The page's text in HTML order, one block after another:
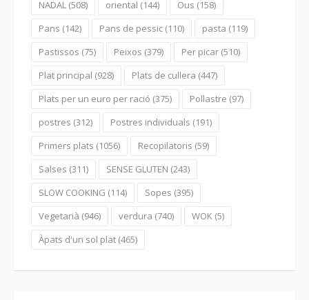
NADAL (508) oriental (144) Ous (158)
Pans (142) Pans de pessic (110) pasta (119)
Pastissos (75) Peixos (379) Per picar (510)
Plat principal (928) Plats de cullera (447)
Plats per un euro per ració (375) Pollastre (97)
postres (312) Postres individuals (191)
Primers plats (1056) Recopilatoris (59)
Salses (311) SENSE GLUTEN (243)
SLOW COOKING (114) Sopes (395)
Vegetarià (946) verdura (740) WOK (5)
Àpats d'un sol plat (465)